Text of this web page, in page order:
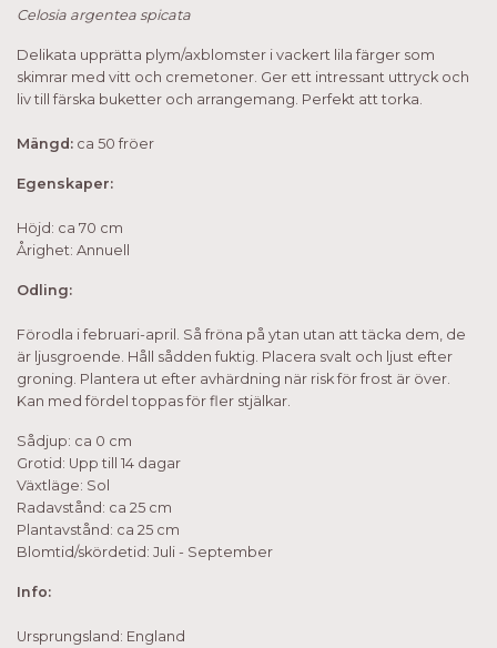
Celosia argentea spicata
Delikata upprätta plym/axblomster i vackert lila färger som
skimrar med vitt och cremetoner. Ger ett intressant uttryck och
liv till färska buketter och arrangemang. Perfekt att torka.
Mängd: ca 50 fröer
Egenskaper:
Höjd: ca 70 cm
Årighet: Annuell
Odling:
Förodla i februari-april. Så fröna på ytan utan att täcka dem, de
är ljusgroende. Håll sådden fuktig. Placera svalt och ljust efter
groning. Plantera ut efter avhärdning när risk för frost är över.
Kan med fördel toppas för fler stjälkar.
Sådjup: ca 0 cm
Grotid: Upp till 14 dagar
Växtläge: Sol
Radavstånd: ca 25 cm
Plantavstånd: ca 25 cm
Blomtid/skördetid: Juli - September
Info:
Ursprungsland: England